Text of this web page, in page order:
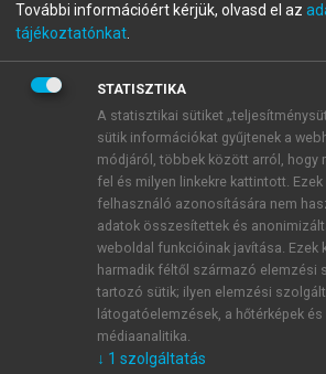
A regisztráció után apróbaidőszak
BELÉPÉS SAJÁT FIÓKKAL
ÚJ FIÓK LÉTREHOZÁSA
1 óra díjmentes hozzáférés
E-MAIL-CÍM
További információért kérjük, olvasd el az
tájékoztatónkat
STATISZTIKA
A statisztikai sütiket
sütik információkat gyűjtenek a
módjáról, többek között arról, hogy
fel és milyen linkekre kattintott.
felhasználó azonosítására nem
adatok összesítettek és
weboldal funkcióinak javítása. Ezek
harmadik féltől származó elemzési
tartozó sütik; ilyen elemzési
látogatóelemzések, a hőtérképek
médiaanalitika.
↓ 1 szolgáltatás